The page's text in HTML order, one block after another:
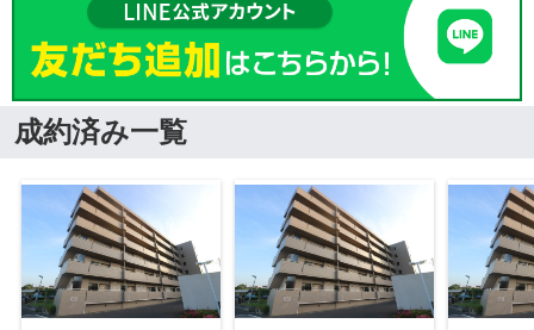
成約済み一覧